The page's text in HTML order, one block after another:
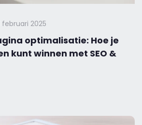
februari 2025
optimalisatie: Hoe je
kunt winnen met SEO &